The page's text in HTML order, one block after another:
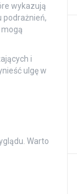
wykazują
podrażnień,
i
ulgę w
Warto